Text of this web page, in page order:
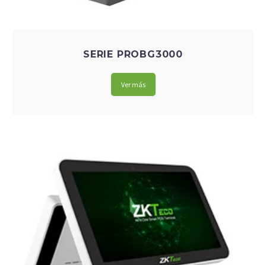
SERIE PROBG3000
Ver más